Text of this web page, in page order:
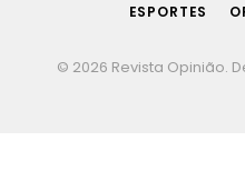
ESPORTES
© 2026 Revista Opinião.